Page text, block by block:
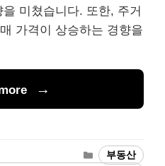
미쳤습니다. 또한, 주거
가격이 상승하는 경향을
Categories
부동산